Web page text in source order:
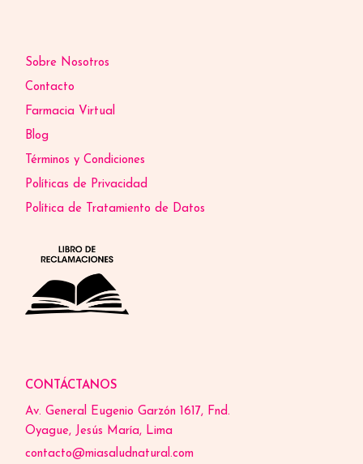
Sobre Nosotros
Contacto
Farmacia Virtual
Blog
Términos y Condiciones
Políticas de Privacidad
Política de Tratamiento de Datos
CONTÁCTANOS
Av. General Eugenio Garzón 1617, Fnd.
Oyague, Jesús María, Lima
contacto@miasaludnatural.com